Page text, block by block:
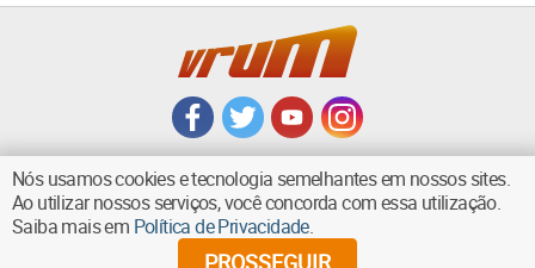
VOLTAR AO TOPO
Nós usamos cookies e tecnologia semelhantes em nossos sites.
Ao utilizar nossos serviços, você concorda com essa utilização.
Saiba mais em Política de Privacidade.
PROSSEGUIR